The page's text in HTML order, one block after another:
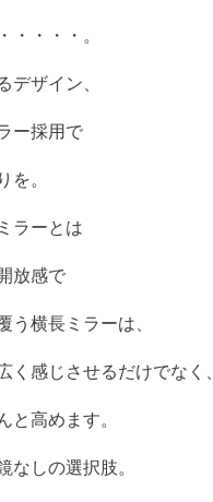
・・・・。
デザイン、
ー採用で
を。
ラーとは
放感で
う横長ミラーは、
く感じさせるだけでなく、
と高めます。
なしの選択肢。